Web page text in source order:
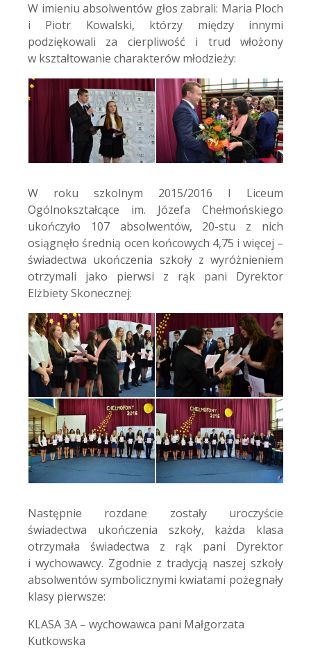
W imieniu absolwentów głos zabrali: Maria Ploch
i Piotr Kowalski, którzy między innymi
podziękowali za cierpliwość i trud włożony
w kształtowanie charakterów młodzieży:
W roku szkolnym 2015/2016 I Liceum
Ogólnokształcące im. Józefa Chełmońskiego
ukończyło 107 absolwentów, 20-stu z nich
osiągnęło średnią ocen końcowych 4,75 i więcej –
świadectwa ukończenia szkoły z wyróżnieniem
otrzymali jako pierwsi z rąk pani Dyrektor
Elżbiety Skonecznej:
Następnie rozdane zostały uroczyście
świadectwa ukończenia szkoły, każda klasa
otrzymała świadectwa z rąk pani Dyrektor
i wychowawcy. Zgodnie z tradycją naszej szkoły
absolwentów symbolicznymi kwiatami pożegnały
klasy pierwsze:
KLASA 3A – wychowawca pani Małgorzata
Kutkowska